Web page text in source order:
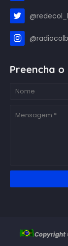
Preencha
Copyright